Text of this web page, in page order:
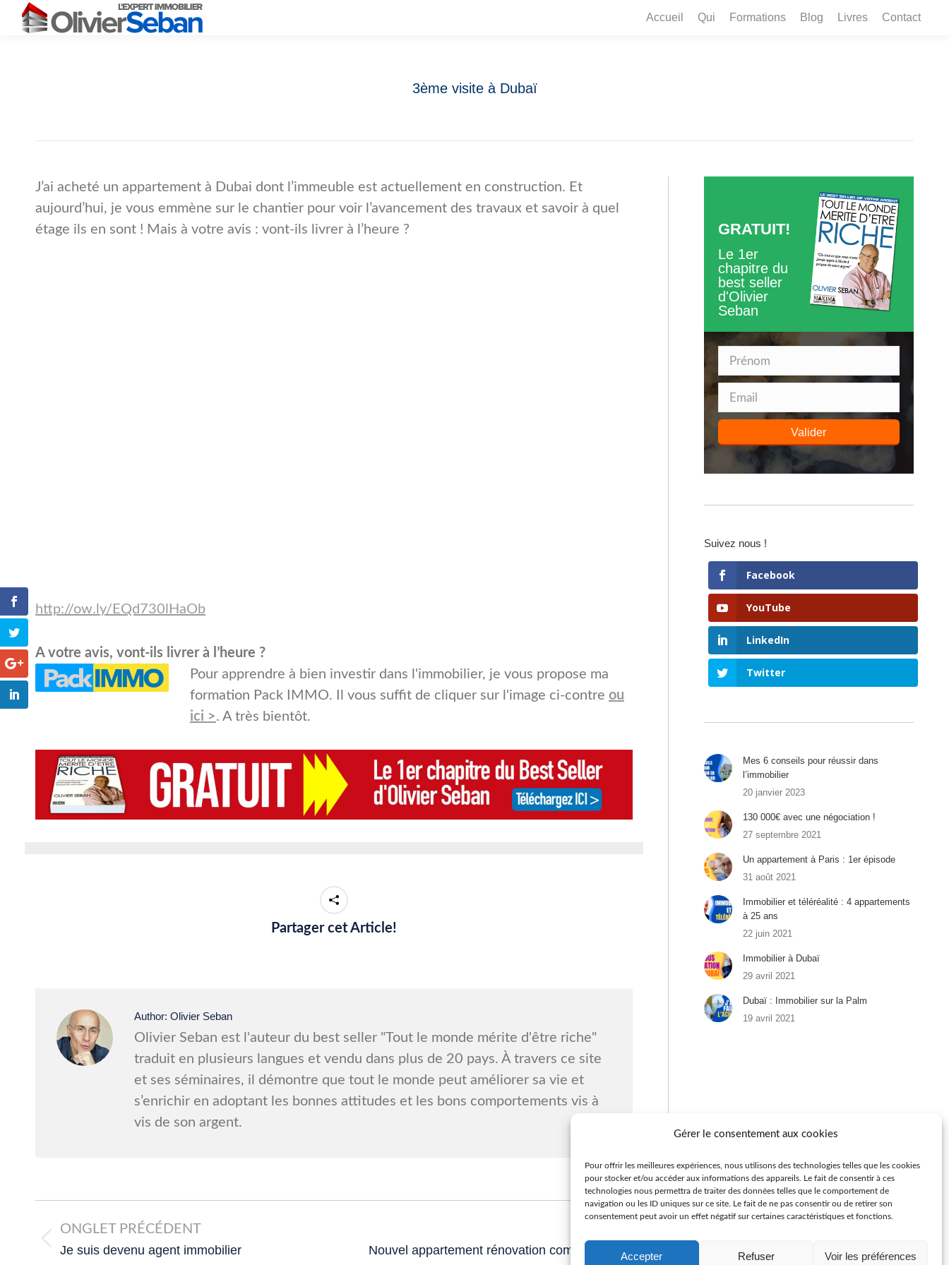
Gérer le consentement aux cookies
Pour offrir les meilleures expériences, nous utilisons des technologies telles que les cookies
pour stocker et/ou accéder aux informations des appareils. Le fait de consentir à ces
technologies nous permettra de traiter des données telles que le comportement de
navigation ou les ID uniques sur ce site. Le fait de ne pas consentir ou de retirer son
consentement peut avoir un effet négatif sur certaines caractéristiques et fonctions.
Accepter Refuser Voir les préférences
Accueil Qui Formations Blog Livres Contact
3ème visite à Dubaï
J’ai acheté un appartement à Dubai dont l’immeuble est actuellement en construction. Et
aujourd’hui, je vous emmène sur le chantier pour voir l’avancement des travaux et savoir à quel
étage ils en sont ! Mais à votre avis : vont-ils livrer à l’heure ?
http://ow.ly/EQd730lHaOb
A votre avis, vont-ils livrer à l’heure ?
Pour apprendre à bien investir dans l'immobilier, je vous propose ma
formation Pack IMMO. Il vous suffit de cliquer sur l'image ci-contre ou
ici >. A très bientôt.
Partager cet Article!
Author: Olivier Seban
Olivier Seban est l'auteur du best seller "Tout le monde mérite d'être riche"
traduit en plusieurs langues et vendu dans plus de 20 pays. À travers ce site
et ses séminaires, il démontre que tout le monde peut améliorer sa vie et
s’enrichir en adoptant les bonnes attitudes et les bons comportements vis à
vis de son argent.
navigation
ONGLET PRÉCÉDENT
Previous
Je suis devenu agent immobilier
Next
Nouvel appartement rénovation complète !
GRATUIT!
Le 1er
chapitre du
best seller
d'Olivier
Seban
Valider
Suivez nous !
Facebook
YouTube
LinkedIn
Twitter
Mes 6 conseils pour réussir dans
l’immobilier
20 janvier 2023
130 000€ avec une négociation !
27 septembre 2021
Un appartement à Paris : 1er épisode
31 août 2021
Immobilier et téléréalité : 4 appartements
à 25 ans
22 juin 2021
Immobilier à Dubaï
29 avril 2021
Dubaï : Immobilier sur la Palm
19 avril 2021
Accueil Qui Formations Blog Livres Contact